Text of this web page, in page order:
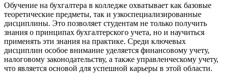
Обучение на бухгалтера в колледже охватывает как базовые
теоретические предметы, так и узкоспециализированные
дисциплины. Это позволяет студентам не только получить
знания о принципах бухгалтерского учета, но и научиться
применять эти знания на практике. Среди ключевых
дисциплин особое внимание уделяется финансовому учету,
налоговому законодательству, а также управленческому учету,
что является основой для успешной карьеры в этой области.